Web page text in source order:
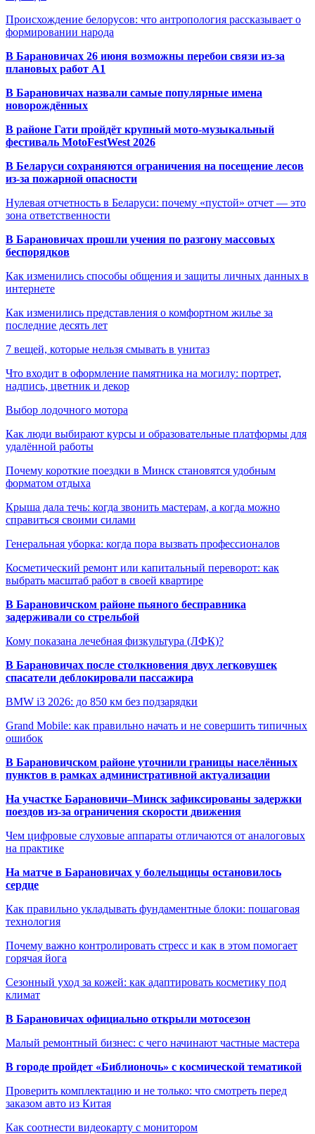
Происхождение белорусов: что антропология рассказывает о
формировании народа
В Барановичах 26 июня возможны перебои связи из-за
плановых работ A1
В Барановичах назвали самые популярные имена
новорождённых
В районе Гати пройдёт крупный мото-музыкальный
фестиваль MotoFestWest 2026
В Беларуси сохраняются ограничения на посещение лесов
из-за пожарной опасности
Нулевая отчетность в Беларуси: почему «пустой» отчет — это
зона ответственности
В Барановичах прошли учения по разгону массовых
беспорядков
Как изменились способы общения и защиты личных данных в
интернете
Как изменились представления о комфортном жилье за
последние десять лет
7 вещей, которые нельзя смывать в унитаз
Что входит в оформление памятника на могилу: портрет,
надпись, цветник и декор
Выбор лодочного мотора
Как люди выбирают курсы и образовательные платформы для
удалённой работы
Почему короткие поездки в Минск становятся удобным
форматом отдыха
Крыша дала течь: когда звонить мастерам, а когда можно
справиться своими силами
Генеральная уборка: когда пора вызвать профессионалов
Косметический ремонт или капитальный переворот: как
выбрать масштаб работ в своей квартире
В Барановичском районе пьяного бесправника
задерживали со стрельбой
Кому показана лечебная физкультура (ЛФК)?
В Барановичах после столкновения двух легковушек
спасатели деблокировали пассажира
BMW i3 2026: до 850 км без подзарядки
Grand Mobile: как правильно начать и не совершить типичных
ошибок
В Барановичском районе уточнили границы населённых
пунктов в рамках административной актуализации
На участке Барановичи–Минск зафиксированы задержки
поездов из-за ограничения скорости движения
Чем цифровые слуховые аппараты отличаются от аналоговых
на практике
На матче в Барановичах у болельщицы остановилось
сердце
Как правильно укладывать фундаментные блоки: пошаговая
технология
Почему важно контролировать стресс и как в этом помогает
горячая йога
Сезонный уход за кожей: как адаптировать косметику под
климат
В Барановичах официально открыли мотосезон
Малый ремонтный бизнес: с чего начинают частные мастера
В городе пройдет «Библионочь» с космической тематикой
Проверить комплектацию и не только: что смотреть перед
заказом авто из Китая
Как соотнести видеокарту с монитором